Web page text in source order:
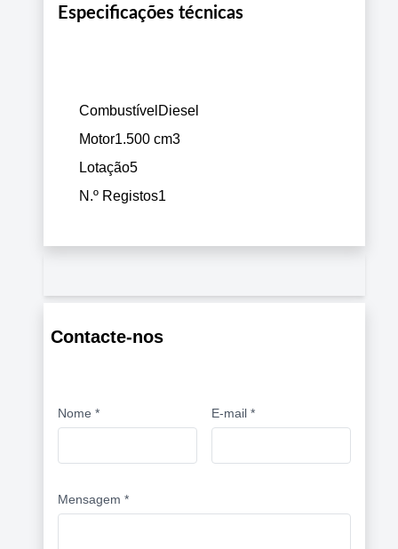
Especificações técnicas
Combustível Diesel
Motor1.500 cm3
Lotação5
N.º Registos1
Contacte-nos
Nome * E-mail *
Mensagem *